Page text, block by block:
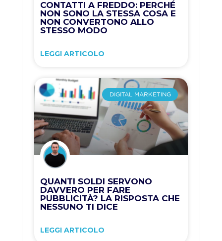
CONTATTI A FREDDO: PERCHÉ
NON SONO LA STESSA COSA E
NON CONVERTONO ALLO
STESSO MODO
LEGGI ARTICOLO
DIGITAL MARKETING
QUANTI SOLDI SERVONO
DAVVERO PER FARE
PUBBLICITÀ? LA RISPOSTA CHE
NESSUNO TI DICE
LEGGI ARTICOLO